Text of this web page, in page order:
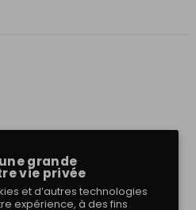
grande
vie privée
et d’autres technologies
expérience, à des fins